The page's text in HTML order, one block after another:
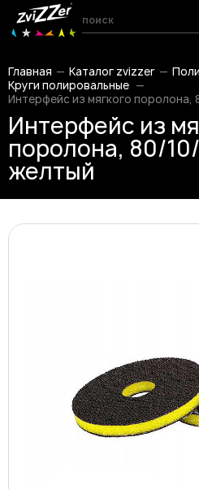
Главная Каталог zvizzer
Круги полировальные
Интерфейс из мягкого поролона,
Интерфейс из
поролона, 80/
желтый